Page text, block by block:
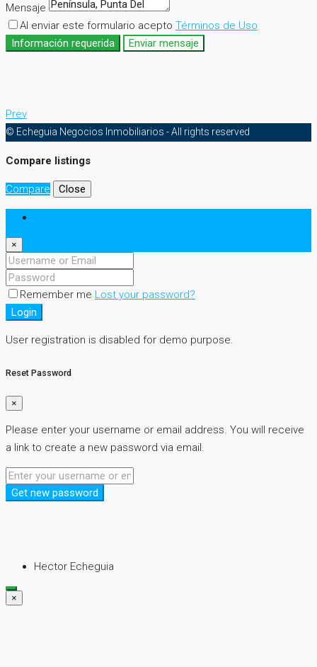
Mensaje
Al enviar este formulario acepto Términos de Uso
Información requerida
Enviar mensaje
Prev
© Echeguia Negocios Inmobiliarios - All rights reserved
Compare listings
Compare Close
×
Remember me Lost your password?
Login
User registration is disabled for demo purpose.
Reset Password
×
Please enter your username or email address. You will receive
a link to create a new password via email.
Get new password
Hector Echeguia
×